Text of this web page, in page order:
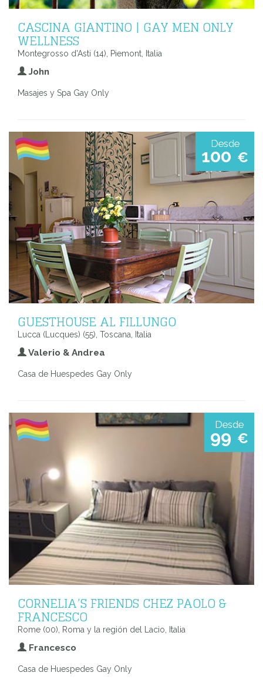
CASCINA GIANTINO | GAY MEN ONLY
WELLNESS
Montegrosso d'Asti (14), Piemont, Italia
John
Masajes y Spa Gay Only
Desde
100 €
GUESTHOUSE AL FILLUNGO
Lucca (Lucques) (55), Toscana, Italia
Valerio & Andrea
Casa de Huespedes Gay Only
Desde
99 €
CORNELIA’S FRIENDS CHEZ PAOLO &
FRANCESCO
Rome (00), Roma y la región del Lacio, Italia
Francesco
Casa de Huespedes Gay Only